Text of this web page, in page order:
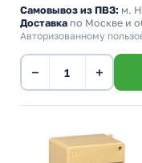
Самовывоз из ПВЗ: м.
Доставка по Москве и
Авторизованному
− +